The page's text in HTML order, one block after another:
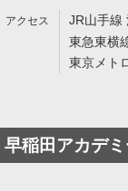
JR山手線
東急東横
東京メト
早稲田アカデミ